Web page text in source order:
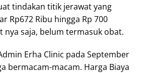
tindakan titik jerawat yang
Rp672 Ribu hingga Rp 700
saja, belum termasuk obat.
Erha Clinic pada September
bermacam-macam. Harga Biaya